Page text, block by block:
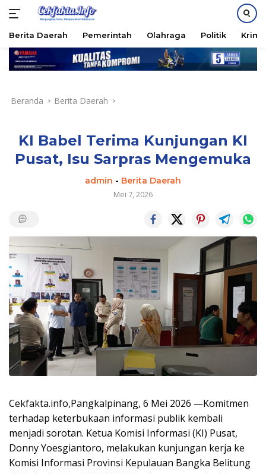
Langsung
Berita Daerah Pemerintah Olahraga Politik
Beranda Berita Daerah
KI Babel Terima Kunjungan KI
Pusat, Isu Sarpras Mengemuka
admin - Berita Daerah
Mei 7, 2026
Cekfakta.info,Pangkalpinang, 6 Mei 2026 —Komitmen
terhadap keterbukaan informasi publik kembali
menjadi sorotan. Ketua Komisi Informasi (KI) Pusat,
Donny Yoesgiantoro, melakukan kunjungan kerja ke
Komisi Informasi Provinsi Kepulauan Bangka Belitung